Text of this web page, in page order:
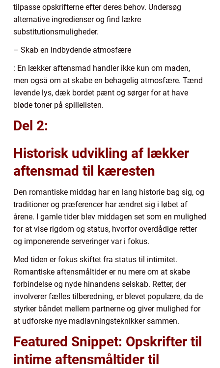
tilpasse opskrifterne efter deres behov. Undersøg
alternative ingredienser og find lækre
substitutionsmuligheder.
– Skab en indbydende atmosfære
: En lækker aftensmad handler ikke kun om maden,
men også om at skabe en behagelig atmosfære. Tænd
levende lys, dæk bordet pænt og sørger for at have
bløde toner på spillelisten.
Del 2:
Historisk udvikling af lækker
aftensmad til kæresten
Den romantiske middag har en lang historie bag sig, og
traditioner og præferencer har ændret sig i løbet af
årene. I gamle tider blev middagen set som en mulighed
for at vise rigdom og status, hvorfor overdådige retter
og imponerende serveringer var i fokus.
Med tiden er fokus skiftet fra status til intimitet.
Romantiske aftensmåltider er nu mere om at skabe
forbindelse og nyde hinandens selskab. Retter, der
involverer fælles tilberedning, er blevet populære, da de
styrker båndet mellem partnerne og giver mulighed for
at udforske nye madlavningsteknikker sammen.
Featured Snippet: Opskrifter til
intime aftensmåltider til